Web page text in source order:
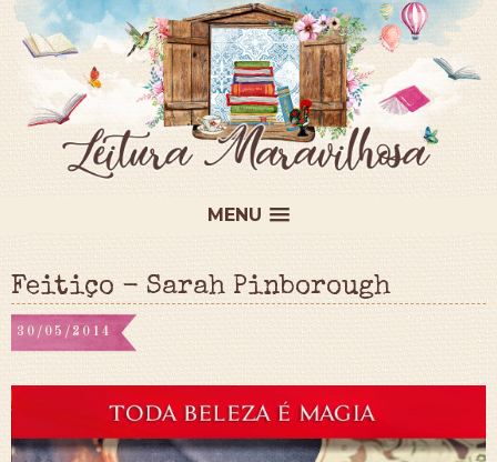
MENU
Feitiço - Sarah Pinborough
30/05/2014